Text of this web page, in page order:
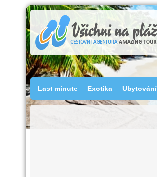
Last minute Exotika Ubytování